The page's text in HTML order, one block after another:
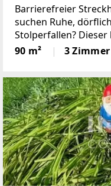
Barrierefreier
suchen Ruhe,
Stolperfallen?
Streckhof im
Haugsdorf) bietet
90 m² 3 Zimmer